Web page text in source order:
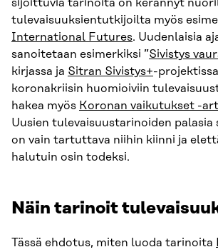
sijoittuvia tarinoita on kerännyt
tulevaisuuksientutkijoilta myös
International Futures. Uudenlaisia
sanoitetaan esimerkiksi ”Sivistys
kirjassa ja Sitran Sivistys+-
koronakriisin huomioiviin
hakea myös Koronan vaikutukset -
Uusien tulevaisuustarinoiden palasia
on vain tartuttava niihin kiinni ja
halutuin osin todeksi.
Näin tarinoit
Tässä ehdotus, miten luoda tarinoita